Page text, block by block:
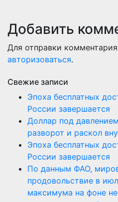
Добавить
Для отправки
авторизоваться.
Свежие записи
Эпоха бесплатных
России завершается
Доллар под
разворот и раскол
Эпоха бесплатных
России завершается
По данным ФАО,
продовольствие в
максимума на фоне